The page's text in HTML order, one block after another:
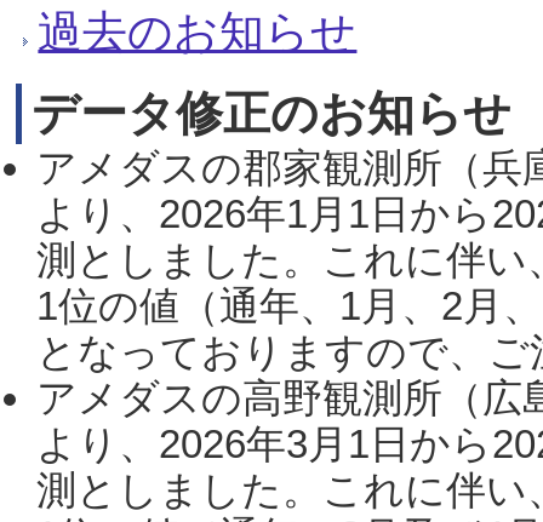
過去のお知らせ
データ修正のお知らせ
アメダスの郡家観測所（
より、2026年1月1日から
測としました。これに伴い
1位の値（通年、1月、2月
となっておりますので、
アメダスの高野観測所（
より、2026年3月1日から
測としました。これに伴い